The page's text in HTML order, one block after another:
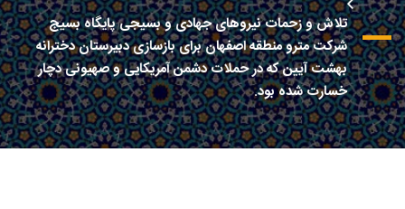
تلاش و زحمات نیروهای جهادی و بسیجی پایگاه بسیج
شرکت مترو منطقه اصفهان برای بازسازی دبیرستان دخترانه
بهشت آیین که در حملات دشمن آمریکایی و صهیونی دچار
خسارت شده بود.